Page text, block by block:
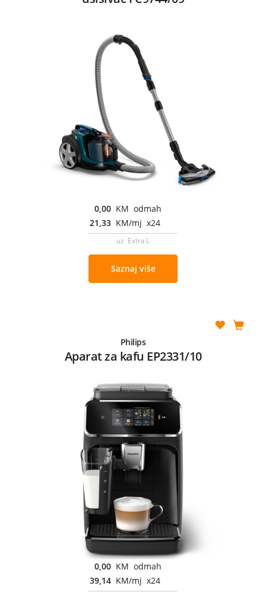
0,00 KM odmah
21,33 KM/mj x24
uz Extra L
Saznaj više
Philips
Aparat za kafu EP2331/10
0,00 KM odmah
39,14 KM/mj x24